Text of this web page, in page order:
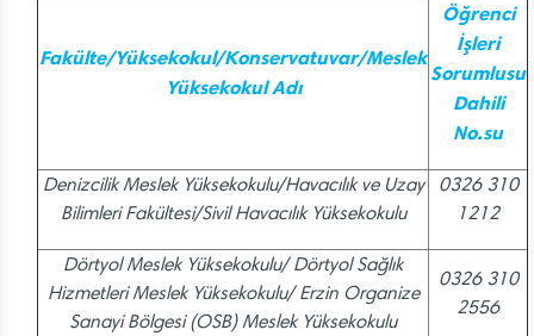
Fakülte/Yüksekokul/Konservatuvar/Meslek
Yüksekokul Adı
Öğrenci
İşleri
Sorumlusu
Dahili
No.su
Denizcilik Meslek Yüksekokulu/Havacılık ve Uzay
Bilimleri Fakültesi/Sivil Havacılık Yüksekokulu
0326 310
1212
Dörtyol Meslek Yüksekokulu/ Dörtyol Sağlık
Hizmetleri Meslek Yüksekokulu/ Erzin Organize
Sanayi Bölgesi (OSB) Meslek Yüksekokulu
0326 310
2556